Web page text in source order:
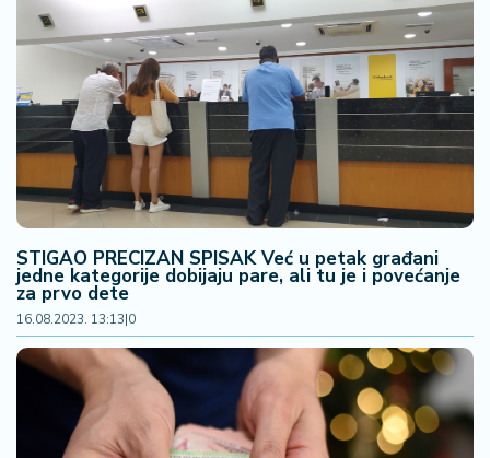
STIGAO PRECIZAN SPISAK Već u petak građani
jedne kategorije dobijaju pare, ali tu je i povećanje
za prvo dete
16.08.2023. 13:13|0